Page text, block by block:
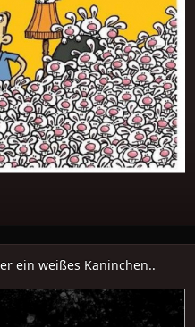
ein weißes Kaninchen..